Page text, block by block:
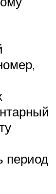
период